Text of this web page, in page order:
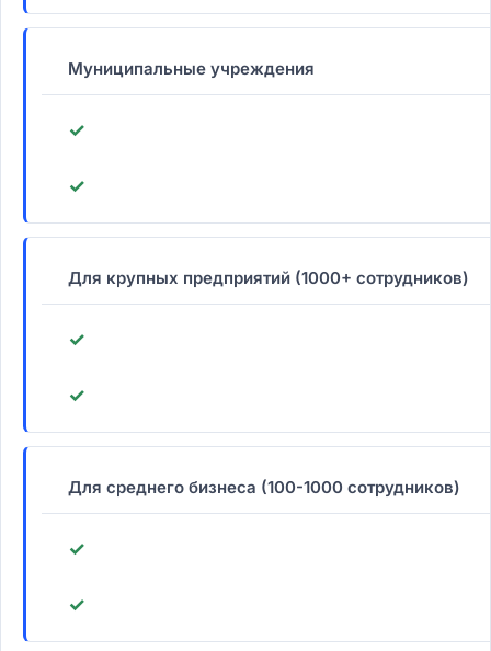
Муниципальные учреждения
✓
✓
Для крупных предприятий (1000+ сотрудников)
✓
✓
Для среднего бизнеса (100-1000 сотрудников)
✓
✓